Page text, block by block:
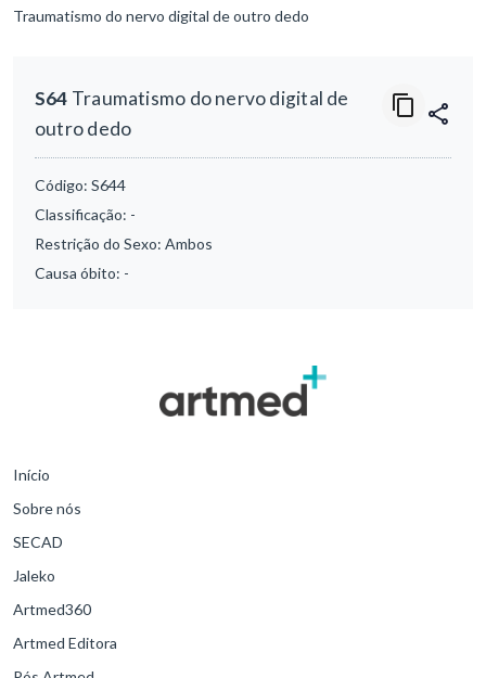
Traumatismo do nervo digital de outro dedo
S64 Traumatismo do nervo digital de
outro dedo
Código: S644
Classificação: -
Restrição do Sexo: Ambos
Causa óbito: -
Início
Sobre nós
SECAD
Jaleko
Artmed360
Artmed Editora